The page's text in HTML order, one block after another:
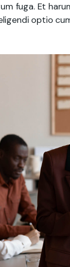
fuga. Et
optio